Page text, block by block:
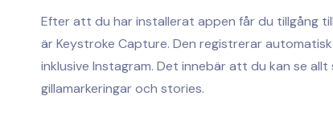
Efter att du har installerat appen får du tillgång
är Keystroke Capture. Den registrerar
inklusive Instagram. Det innebär att du kan se
gillamarkeringar och stories.